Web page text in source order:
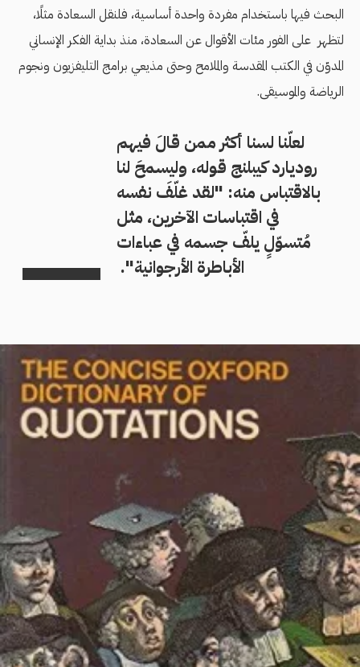
البحث فيها باستخدام مفردة واحدة أساسية، فلنقل السعادة مثلًا،
لتظهر على الفور مئات الأقوال عن السعادة، منذ بداية الفكر الإنساني
المدوّن في الكتب المقدسة والملامح وحتى مذيعي برامج التليفزيون ونجوم
الرياضة والموسيقى.
لعلّنا لسنا أكثر ممن قالَ فيهم
روديارد كيبلنج قوله، وليسمحَ لنا
بالاقتباس منه: "لقد غلّفَ نفسه
في اقتباسات الآخرين، مثل
مُتسوّلٍ يلفّ جسمه في عباءات
الأباطرة الأرجوانية".